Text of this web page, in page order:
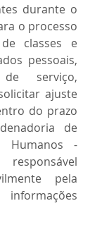
durante o
o processo
classes e
pessoais,
serviço,
ajuste
do prazo
de
Humanos -
pela